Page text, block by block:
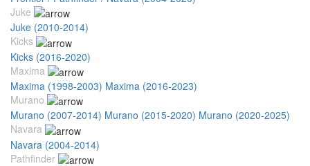
Juke
Juke (2010-2014)
Kicks
Kicks (2016-2020)
Maxima
Maxima (1998-2003) Maxima (2016-2023)
Murano
Murano (2007-2014) Murano (2015-2020) Murano (2020-2025)
Navara
Navara (2004-2014)
Pathfinder